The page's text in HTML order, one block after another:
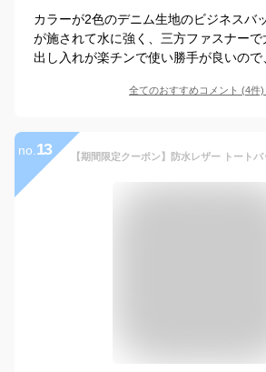
カラーが2色のデニム生地のビジネスバ
が施されて水に強く、三方ファスナー
出し入れが楽チンで使い勝手が良いので
全てのおすすめコメント (4件)
no. 13